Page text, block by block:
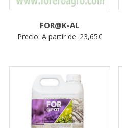
FOR@K-AL
Precio: A partir de 23,65€